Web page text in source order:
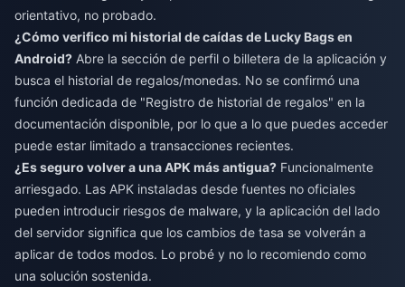
orientativo, no probado.
¿Cómo verifico mi historial de caídas de Lucky Bags en
Android? Abre la sección de perfil o billetera de la aplicación y
busca el historial de regalos/monedas. No se confirmó una
función dedicada de "Registro de historial de regalos" en la
documentación disponible, por lo que a lo que puedes acceder
puede estar limitado a transacciones recientes.
¿Es seguro volver a una APK más antigua? Funcionalmente
arriesgado. Las APK instaladas desde fuentes no oficiales
pueden introducir riesgos de malware, y la aplicación del lado
del servidor significa que los cambios de tasa se volverán a
aplicar de todos modos. Lo probé y no lo recomiendo como
una solución sostenida.